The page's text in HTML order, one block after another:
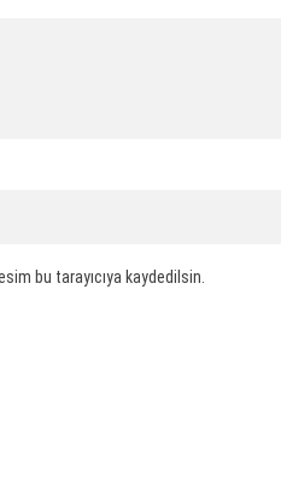
bu tarayıcıya kaydedilsin.